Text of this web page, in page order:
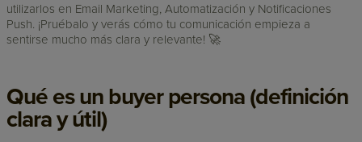
utilizarlos en Email Marketing, Automatización y Notificaciones
Push. ¡Pruébalo y verás cómo tu comunicación empieza a
sentirse mucho más clara y relevante! 🚀
Qué es un buyer persona (definición
clara y útil)